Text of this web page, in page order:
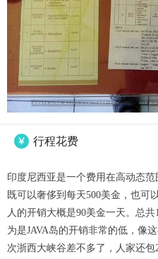
 行程花费
印度尼西亚是一个费用在高动态
既可以奢侈到每天500美金，也可
人的开销大概是90美金一天。总
为是JAVA岛的开销非常的低，像
次浙西大峡谷差不多了，人家还